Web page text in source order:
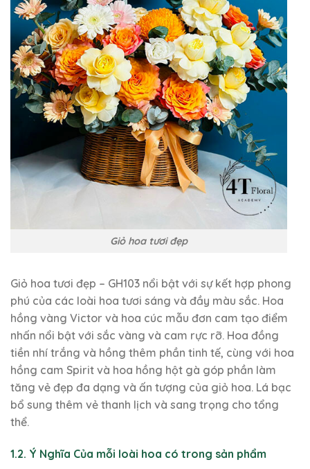
Giỏ hoa tươi đẹp
Giỏ hoa tươi đẹp – GH103 nổi bật với sự kết hợp phong
phú của các loài hoa tươi sáng và đầy màu sắc. Hoa
hồng vàng Victor và hoa cúc mẫu đơn cam tạo điểm
nhấn nổi bật với sắc vàng và cam rực rỡ. Hoa đồng
tiền nhí trắng và hồng thêm phần tinh tế, cùng với hoa
hồng cam Spirit và hoa hồng hột gà góp phần làm
tăng vẻ đẹp đa dạng và ấn tượng của giỏ hoa. Lá bạc
bổ sung thêm vẻ thanh lịch và sang trọng cho tổng
thể.
1.2. Ý Nghĩa Của mỗi loài hoa có trong sản phẩm